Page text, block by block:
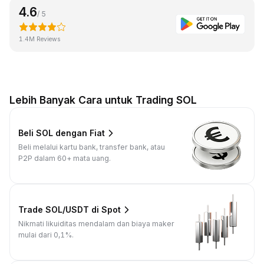
4.6/ 5
1.4M Reviews
Lebih Banyak Cara untuk Trading SOL
Beli SOL dengan Fiat
Beli melalui kartu bank, transfer bank, atau
P2P dalam 60+ mata uang.
Trade SOL/USDT di Spot
Nikmati likuiditas mendalam dan biaya maker
mulai dari 0,1%.